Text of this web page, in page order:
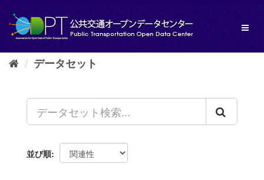
し
データセット
並び順